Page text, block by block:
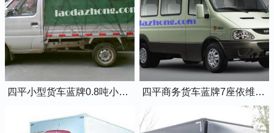
四平小型货车蓝牌0.8吨小卡车 四平商务货车蓝牌7座依维柯全顺车